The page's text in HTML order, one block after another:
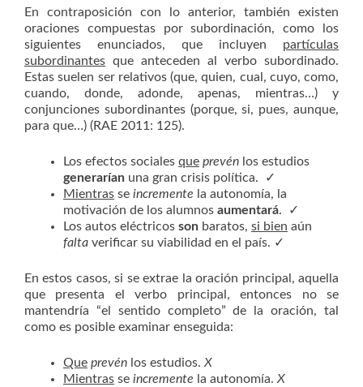
En contraposición con lo anterior, también existen
oraciones compuestas por subordinación, como los
siguientes enunciados, que incluyen partículas
subordinantes que anteceden al verbo subordinado.
Estas suelen ser relativos (que, quien, cual, cuyo, como,
cuando, donde, adonde, apenas, mientras…) y
conjunciones subordinantes (porque, si, pues, aunque,
para que…) (RAE 2011: 125).
Los efectos sociales que prevén los estudios
generarían una gran crisis política. ✓
Mientras se incremente la autonomía, la
motivación de los alumnos aumentará. ✓
Los autos eléctricos son baratos, si bien aún
falta verificar su viabilidad en el país. ✓
En estos casos, si se extrae la oración principal, aquella
que presenta el verbo principal, entonces no se
mantendría “el sentido completo” de la oración, tal
como es posible examinar enseguida:
Que prevén los estudios. X
Mientras se incremente la autonomía. X